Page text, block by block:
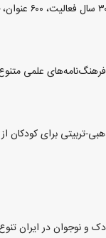
با آثار پربازدید؛ هدف او انتشار مفاهیم دینی به
و نوجوان در ایران